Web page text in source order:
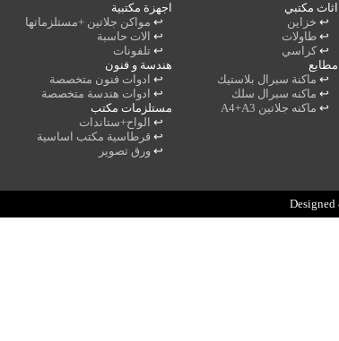
اثاث مكتبي
↩ خزاين
↩ طاولات
↩ كراسي
اجهزة مكتبية
↩ مواكن جلاتين +مستلزماتها
↩ الات حاسبة
↩ تلفونات
مطابع
↩ ماكنة سبرال بلاستيك
↩ ماكنه سبرال سلك
↩ ماكنه جلاتين A4+A3
هندسة و فنون
↩ ادوات فنون متخصصة
↩ ادوات هندسة متخصصة
مستلزمات مكتب
↩ الواح+ستاندات
↩ قرطاسية مكتب اساسية
↩ ورق تصوير